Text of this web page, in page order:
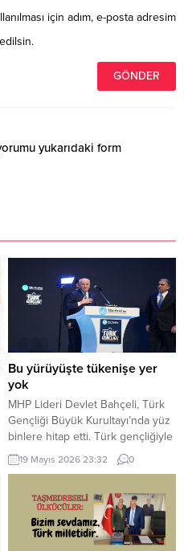
için adım, e-posta adresim
yukarıdaki form
Bu yürüyüşte tükenişe yer
yok
MHP Lideri Devlet Bahçeli, Türk
Gençliği Büyük Kurultayı’nda yüz
binlere hitap etti. Türk gençliğiyle
iftihar duyduğunu ifade eden
MHP Lideri Devlet Bahçeli, “Bu
Tereddütlere, teslimiyete,
tükenişe yer yoktur” dedi. MHP
Lideri Devlet Bahçeli, Ülkü
19 Mayıs 2026 23:32 0